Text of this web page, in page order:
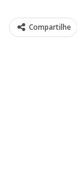
Compartilhe